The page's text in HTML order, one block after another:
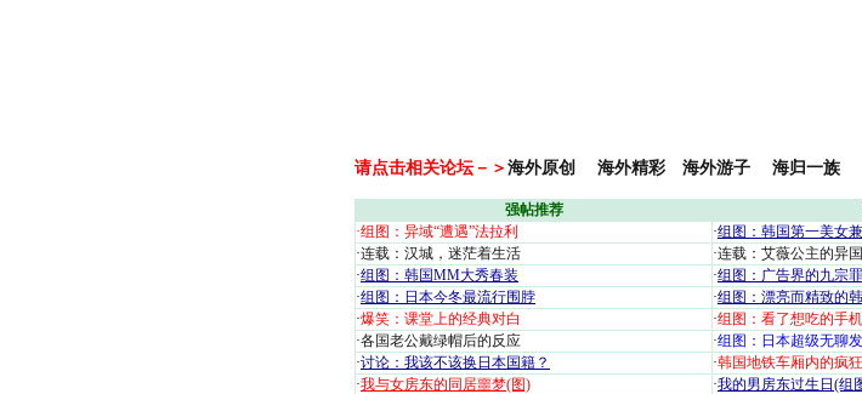
请点击相关论坛－＞ 海外原创 海外精彩 海外游子 海归一族
强帖推荐
·组图：异域“遭遇”法拉利 ·组图：韩国第一美女
·连载：汉城，迷茫着生活 ·连载：艾薇公主的异
·组图：韩国MM大秀春装 ·组图：广告界的九宗
·组图：日本今冬最流行围脖 ·组图：漂亮而精致的
·爆笑：课堂上的经典对白 ·组图：看了想吃的手
·各国老公戴绿帽后的反应 ·组图：日本超级无聊
·讨论：我该不该换日本国籍？ ·韩国地铁车厢内的疯
·我与女房东的同居噩梦(图) ·我的男房东过生日(组